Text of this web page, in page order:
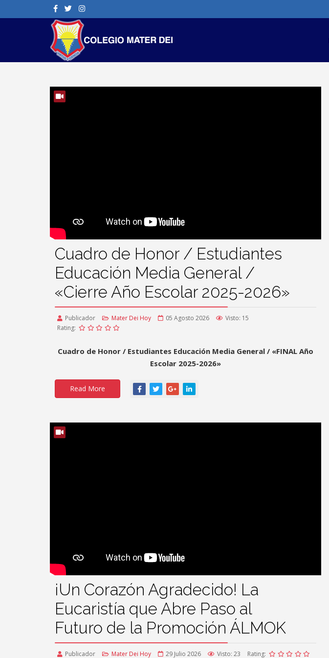
Cuadro de Honor / Estudiantes
Educación Media General /
«Cierre Año Escolar 2025-2026»
Publicador Mater Dei Hoy 05 Agosto 2026
Visto: 15
Rating:
Cuadro de Honor / Estudiantes Educación Media General / «FINAL Año
Escolar 2025-2026»
Read More
¡Un Corazón Agradecido! La
Eucaristía que Abre Paso al
Futuro de la Promoción ÁLMOK
Publicador Mater Dei Hoy 29 Julio 2026 Visto: 23 Rating: